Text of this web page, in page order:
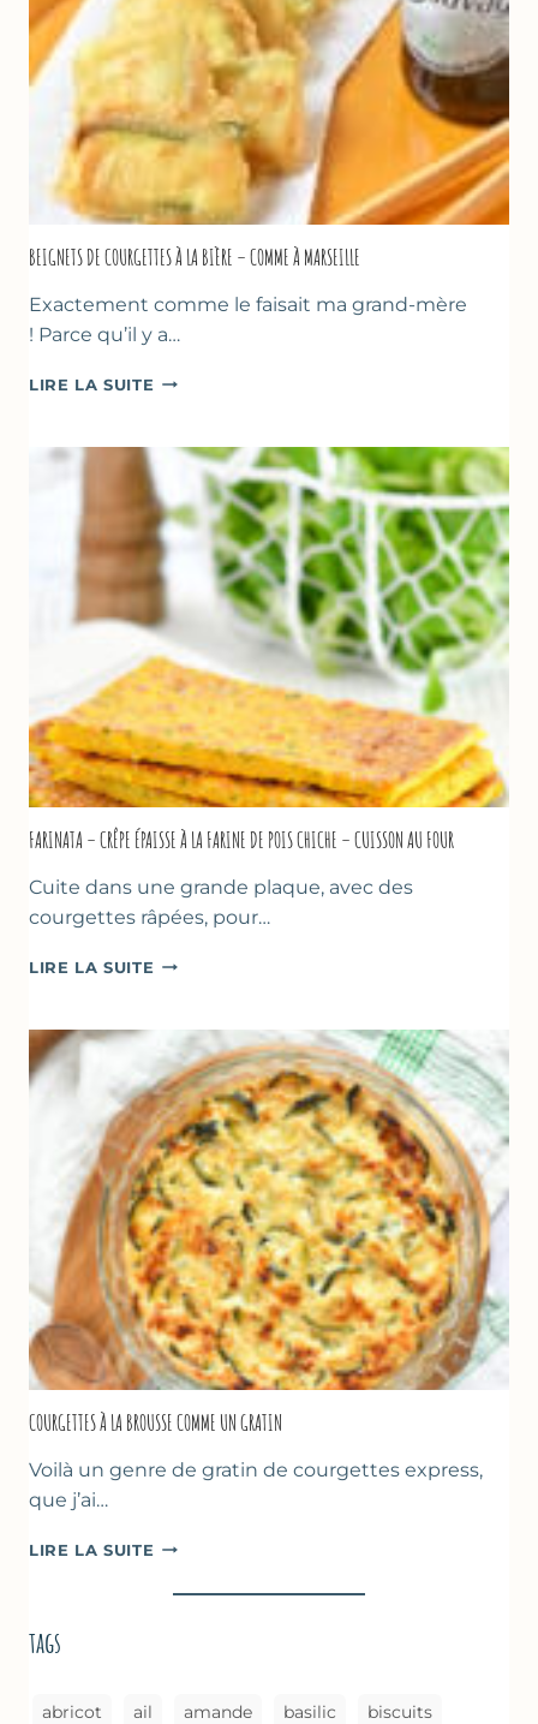
SORBETIÈRE
BEIGNETS DE COURGETTES À LA BIÈRE – COMME À MARSEILLE
Exactement comme le faisait ma grand-mère
! Parce qu’il y a…
LIRE LA SUITE BEIGNETS
LA
BIÈRE
–
COMME
À
MARSEILLE
FARINATA – CRÊPE ÉPAISSE À LA FARINE DE POIS CHICHE – CUISSON AU FOUR
Cuite dans une grande plaque, avec des
courgettes râpées, pour…
LIRE LA SUITE FARINATA
ÉPAISSE
À
LA
FARINE
DE
POIS
CHICHE
–
CUISSON
AU
FOUR
COURGETTES À LA BROUSSE COMME UN GRATIN
Voilà un genre de gratin de courgettes express,
que j’ai…
LIRE LA SUITE COURGETTES
LA
tags
abricot ail amande basilic biscuits